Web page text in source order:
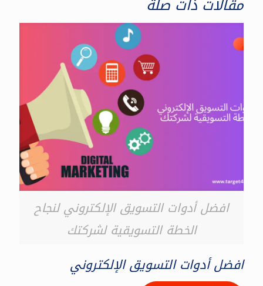
افضل أدوات التسويق الإلكتروني لنجاح
الخطة التسويقية لشركتك
افضل أدوات التسويق الإلكتروني